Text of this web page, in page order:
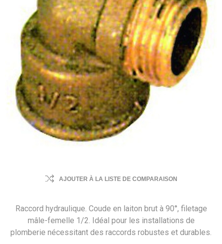
AJOUTER À LA LISTE DE COMPARAISON
Raccord hydraulique. Coude en laiton brut à 90°, filetage
mâle-femelle 1/2. Idéal pour les installations de
plomberie nécessitant des raccords robustes et durables.